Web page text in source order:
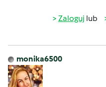
Zaloguj lub
monika6500